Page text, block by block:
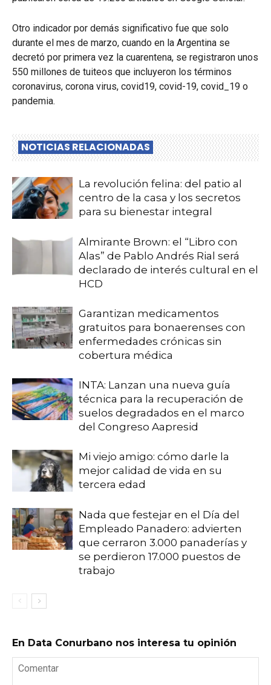
Otro indicador por demás significativo fue que solo
durante el mes de marzo, cuando en la Argentina se
decretó por primera vez la cuarentena, se registraron unos
550 millones de tuiteos que incluyeron los términos
coronavirus, corona virus, covid19, covid-19, covid_19 o
pandemia.
NOTICIAS RELACIONADAS
La revolución felina: del patio al
centro de la casa y los secretos
para su bienestar integral
Almirante Brown: el “Libro con
Alas” de Pablo Andrés Rial será
declarado de interés cultural en el
HCD
Garantizan medicamentos
gratuitos para bonaerenses con
enfermedades crónicas sin
cobertura médica
INTA: Lanzan una nueva guía
técnica para la recuperación de
suelos degradados en el marco
del Congreso Aapresid
Mi viejo amigo: cómo darle la
mejor calidad de vida en su
tercera edad
Nada que festejar en el Día del
Empleado Panadero: advierten
que cerraron 3.000 panaderías y
se perdieron 17.000 puestos de
trabajo
En Data Conurbano nos interesa tu opinión